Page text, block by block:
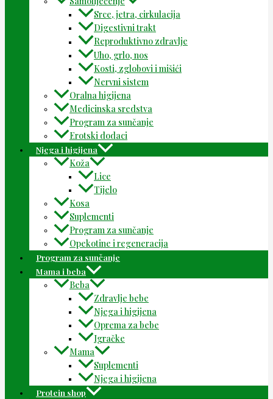
Srce, jetra, cirkulacija
Digestivni trakt
Reproduktivno zdravlje
Uho, grlo, nos
Kosti, zglobovi i mišići
Nervni sistem
Oralna higijena
Medicinska sredstva
Program za sunčanje
Erotski dodaci
Njega i higijena
Koža
Lice
Tijelo
Kosa
Suplementi
Program za sunčanje
Opekotine i regeneracija
Program za sunčanje
Mama i beba
Beba
Zdravlje bebe
Njega i higijena
Oprema za bebe
Igračke
Mama
Suplementi
Njega i higijena
Protein shop